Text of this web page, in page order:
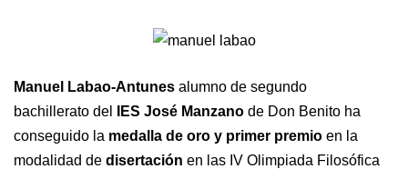
Manuel Labao-Antunes alumno de segundo
bachillerato del
IES José Manzano de Don Benito ha
conseguido la medalla de oro y primer premio en la
modalidad de disertación en las IV Olimpiada Filosófica